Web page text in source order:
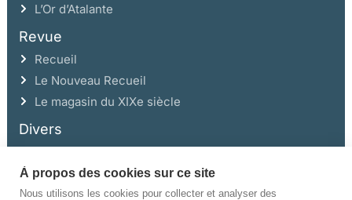
L’Or d’Atalante
Revue
Recueil
Le Nouveau Recueil
Le magasin du XIXe siècle
Divers
Ce site a été réalisé avec l’aide de la Région Auvergne Rhône-Alpes et de la
Drac Rhône-Alpes.
À propos des cookies sur ce site
Nous utilisons les cookies pour collecter et analyser des